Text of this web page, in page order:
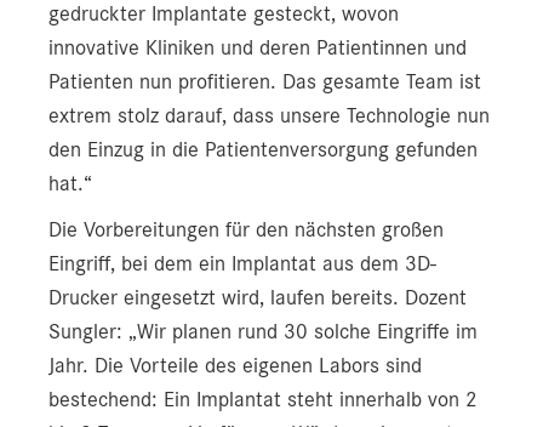
gedruckter Implantate gesteckt, wovon
innovative Kliniken und deren Patientinnen und
Patienten nun profitieren. Das gesamte Team ist
extrem stolz darauf, dass unsere Technologie nun
den Einzug in die Patientenversorgung gefunden
hat.“
Die Vorbereitungen für den nächsten großen
Eingriff, bei dem ein Implantat aus dem 3D-
Drucker eingesetzt wird, laufen bereits. Dozent
Sungler: „Wir planen rund 30 solche Eingriffe im
Jahr. Die Vorteile des eigenen Labors sind
bestechend: Ein Implantat steht innerhalb von 2